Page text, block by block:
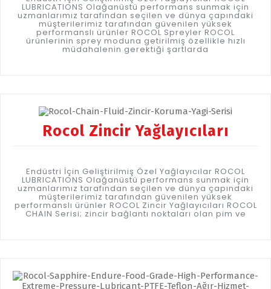
LUBRICATIONS Olağanüstü performans sunmak için
uzmanlarımız tarafından seçilen ve dünya çapındaki
müşterilerimiz tarafından güvenilen yüksek
performanslı ürünler ROCOL Spreyler ROCOL
ürünlerinin sprey moduna getirilmiş özellikle hızlı
müdahalenin gerektiği şartlarda
Rocol Zincir Yağlayıcıları
Endüstri İçin Geliştirilmiş Özel Yağlayıcılar ROCOL
LUBRICATIONS Olağanüstü performans sunmak için
uzmanlarımız tarafından seçilen ve dünya çapındaki
müşterilerimiz tarafından güvenilen yüksek
performanslı ürünler ROCOL Zincir Yağlayıcıları ROCOL
CHAIN Serisi; zincir bağlantı noktaları olan pim ve